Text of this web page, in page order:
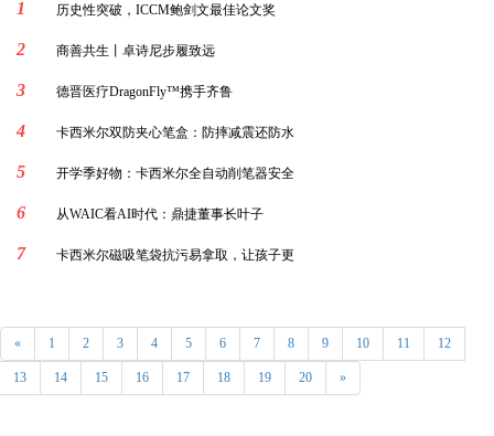
1 历史性突破，ICCM鲍剑文最佳论文奖
2 商善共生丨卓诗尼步履致远
3 德晋医疗DragonFly™携手齐鲁
4 卡西米尔双防夹心笔盒：防摔减震还防水
5 开学季好物：卡西米尔全自动削笔器安全
6 从WAIC看AI时代：鼎捷董事长叶子
7 卡西米尔磁吸笔袋抗污易拿取，让孩子更
« 1 2 3 4 5 6 7 8 9 10 11 12
13 14 15 16 17 18 19 20 »